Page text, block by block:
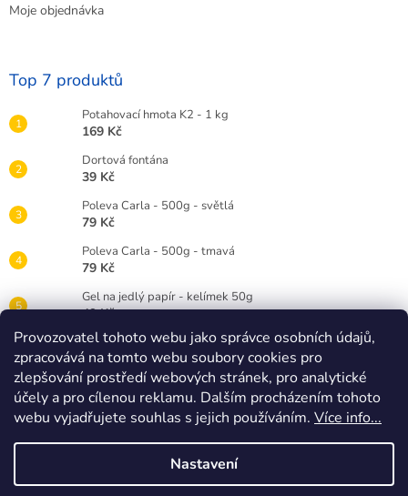
Provozovatel tohoto webu jako správce osobních údajů,
zpracovává na tomto webu soubory cookies pro
zlepšování prostředí webových stránek, pro analytické
účely a pro cílenou reklamu. Dalším procházením tohoto
webu vyjadřujete souhlas s jejich používáním. Více info...
Nastavení
Moje objednávka
Top 7 produktů
Potahovací hmota K2 - 1 kg
169 Kč
Dortová fontána
39 Kč
Poleva Carla - 500g - světlá
79 Kč
Poleva Carla - 500g - tmavá
79 Kč
Gel na jedlý papír - kelímek 50g
49 Kč
Gelová barva Wilton 28g - červená RED
89 Kč
Dortová svíčka číslice bílá - 3
25 Kč
Vytvořil Shoptet